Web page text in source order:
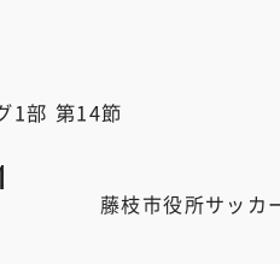
1部 第14節
藤枝市役所サッカ